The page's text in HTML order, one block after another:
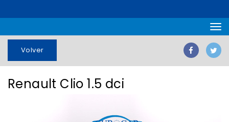
Volver
Renault Clio 1.5 dci